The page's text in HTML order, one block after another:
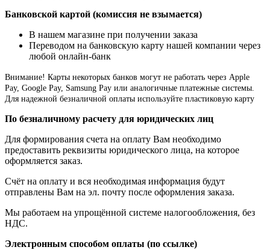
Банковской картой (комиссия не взымается)
В нашем магазине при получении заказа
Переводом на банковскую карту нашей компании через
любой онлайн-банк
Внимание! Карты некоторых банков могут не работать через Apple
Pay, Google Pay, Samsung Pay или аналогичные платежные системы.
Для надежной безналичной оплаты используйте пластиковую карту
По безналичному расчету для юридических лиц
Для формирования счета на оплату Вам необходимо
предоставить реквизиты юридического лица, на которое
оформляется заказ.
Счёт на оплату и вся необходимая информация будут
отправлены Вам на эл. почту после оформления заказа.
Мы работаем на упрощённой системе налогообложения, без
НДС.
Электронным способом оплаты (по ссылке)